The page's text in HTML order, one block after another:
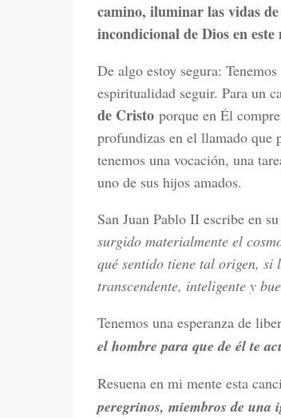
camino, iluminar las vidas
incondicional de Dios en este
De algo estoy segura:
espiritualidad seguir. Para un
de Cristo porque en Él
profundizas en el llamado que
tenemos una vocación, una
uno de sus hijos amados.
San Juan Pablo II escribe en
surgido materialmente el
qué sentido tiene tal origen, si
transcendente, inteligente y
Tenemos una esperanza de
el hombre para que de él te
Resuena en mi mente esta
peregrinos, miembros de una